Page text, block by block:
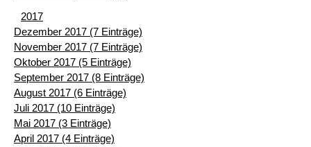
2017
Dezember 2017 (7 Einträge)
November 2017 (7 Einträge)
Oktober 2017 (5 Einträge)
September 2017 (8 Einträge)
August 2017 (6 Einträge)
Juli 2017 (10 Einträge)
Mai 2017 (3 Einträge)
April 2017 (4 Einträge)